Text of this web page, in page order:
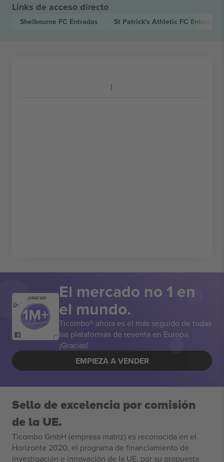
Links de acceso directo
Shelbourne FC Entradas St Patrick's Athletic FC Entradas
¡GRACIAS! El mercado no 1 en
el mundo.
Ticombo® ahora es el más seguido de todas
las plataformas de reventa en Europa.
¡Gracias!
EMPIEZA A VENDER
Sello de excelencia por comisión
de la UE.
Ticombo GmbH (empresa matriz) es reconocida en el
Horizonte 2020, el programa de financiamiento de
investigación e innovación de la UE, por su propuesta